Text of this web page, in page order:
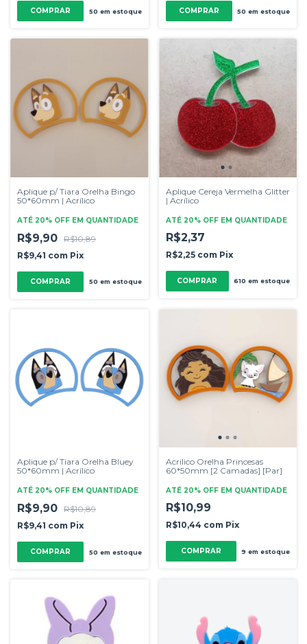
COMPRAR 50 em estoque 50 em estoque
Aplique p/ Tiara Orelha Bingo
50*60mm | Acrílico
ATÉ 20% OFF EM QUANTIDADE
R$9,90 R$10,89
R$9,41 com Pix
50 em estoque
Aplique Cereja Vermelha Glitter
| Acrílico
ATÉ 20% OFF EM QUANTIDADE
R$2,37
R$2,25 com Pix
COMPRAR 610 em estoque
Aplique p/ Tiara Orelha Bluey
50*60mm | Acrílico
ATÉ 20% OFF EM QUANTIDADE
R$9,90 R$10,89
R$9,41 com Pix
50 em estoque
Acrilico Orelha Princesas
60*50mm [2 Camadas] [Par]
ATÉ 20% OFF EM QUANTIDADE
R$10,99
R$10,44 com Pix
9 em estoque